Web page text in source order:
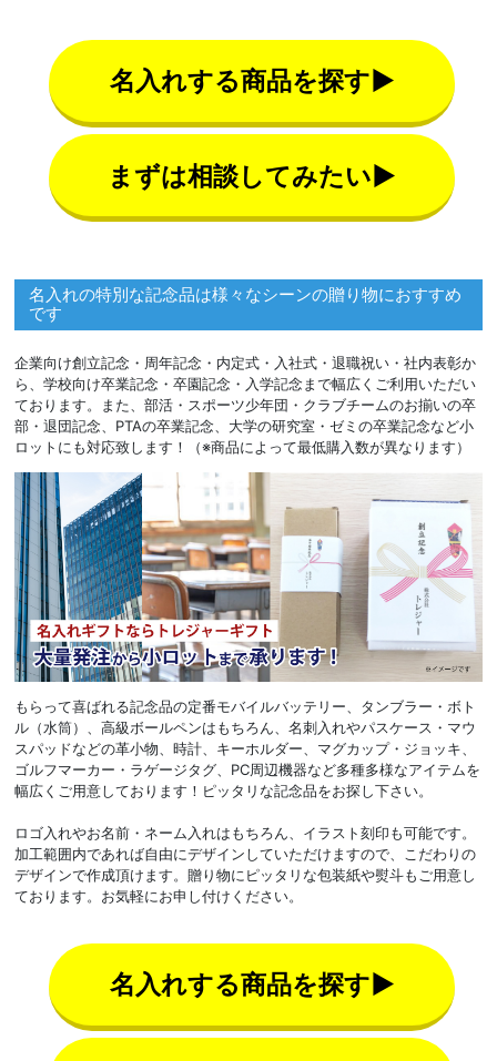
名入れする商品を探す▶
まずは相談してみたい▶
名入れの特別な記念品は様々なシーンの贈り物におすすめ
です
企業向け創立記念・周年記念・内定式・入社式・退職祝い・社内表彰か
ら、学校向け卒業記念・卒園記念・入学記念まで幅広くご利用いただい
ております。また、部活・スポーツ少年団・クラブチームのお揃いの卒
部・退団記念、PTAの卒業記念、大学の研究室・ゼミの卒業記念など小
ロットにも対応致します！（※商品によって最低購入数が異なります）
もらって喜ばれる記念品の定番モバイルバッテリー、タンブラー・ボト
ル（水筒）、高級ボールペンはもちろん、名刺入れやパスケース・マウ
スパッドなどの革小物、時計、キーホルダー、マグカップ・ジョッキ、
ゴルフマーカー・ラゲージタグ、PC周辺機器など多種多様なアイテムを
幅広くご用意しております！ピッタリな記念品をお探し下さい。
ロゴ入れやお名前・ネーム入れはもちろん、イラスト刻印も可能です。
加工範囲内であれば自由にデザインしていただけますので、こだわりの
デザインで作成頂けます。贈り物にピッタリな包装紙や熨斗もご用意し
ております。お気軽にお申し付けください。
名入れする商品を探す▶